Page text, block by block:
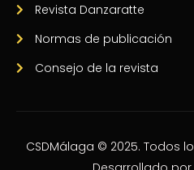
Revista Danzaratte
Normas de publicación
Consejo de la revista
CSDMálaga © 2025. Todos